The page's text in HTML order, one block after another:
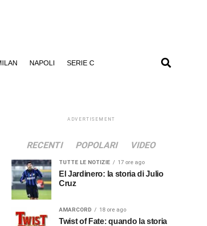
NAPOLI SERIE C
ADVERTISEMENT
RECENTI POPOLARI VIDEO
TUTTE LE NOTIZIE 17 ore ago
El Jardinero: la storia di Julio
Cruz
AMARCORD 18 ore ago
Twist of Fate: quando la storia